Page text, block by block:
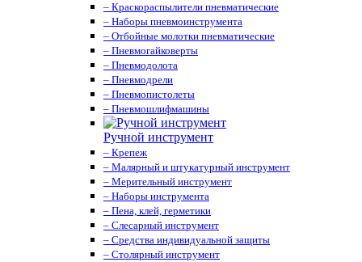
– Краскораспылители пневматические
– Наборы пневмоинструмента
– Отбойные молотки пневматические
– Пневмогайковерты
– Пневмодолота
– Пневмодрели
– Пневмопистолеты
– Пневмошлифмашины
Ручной инструмент
– Крепеж
– Малярный и штукатурный инструмент
– Мерительный инструмент
– Наборы инструмента
– Пена, клей, герметики
– Слесарный инструмент
– Средства индивидуальной защиты
– Столярный инструмент